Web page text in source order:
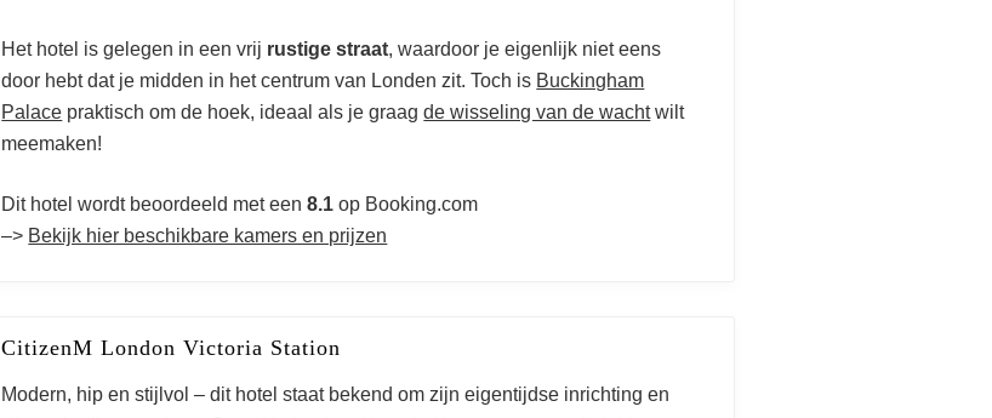
Het hotel is gelegen in een vrij rustige straat, waardoor je eigenlijk niet eens
door hebt dat je midden in het centrum van Londen zit. Toch is Buckingham
Palace praktisch om de hoek, ideaal als je graagde wisseling van de wachtwilt
meemaken!
Dit hotel wordt beoordeeld met een8.1 op Booking.com
–> Bekijk hier beschikbare kamers en prijzen
CitizenM London Victoria Station
Modern, hip en stijlvol – dit hotel staat bekend om zijn eigentijdse inrichting en